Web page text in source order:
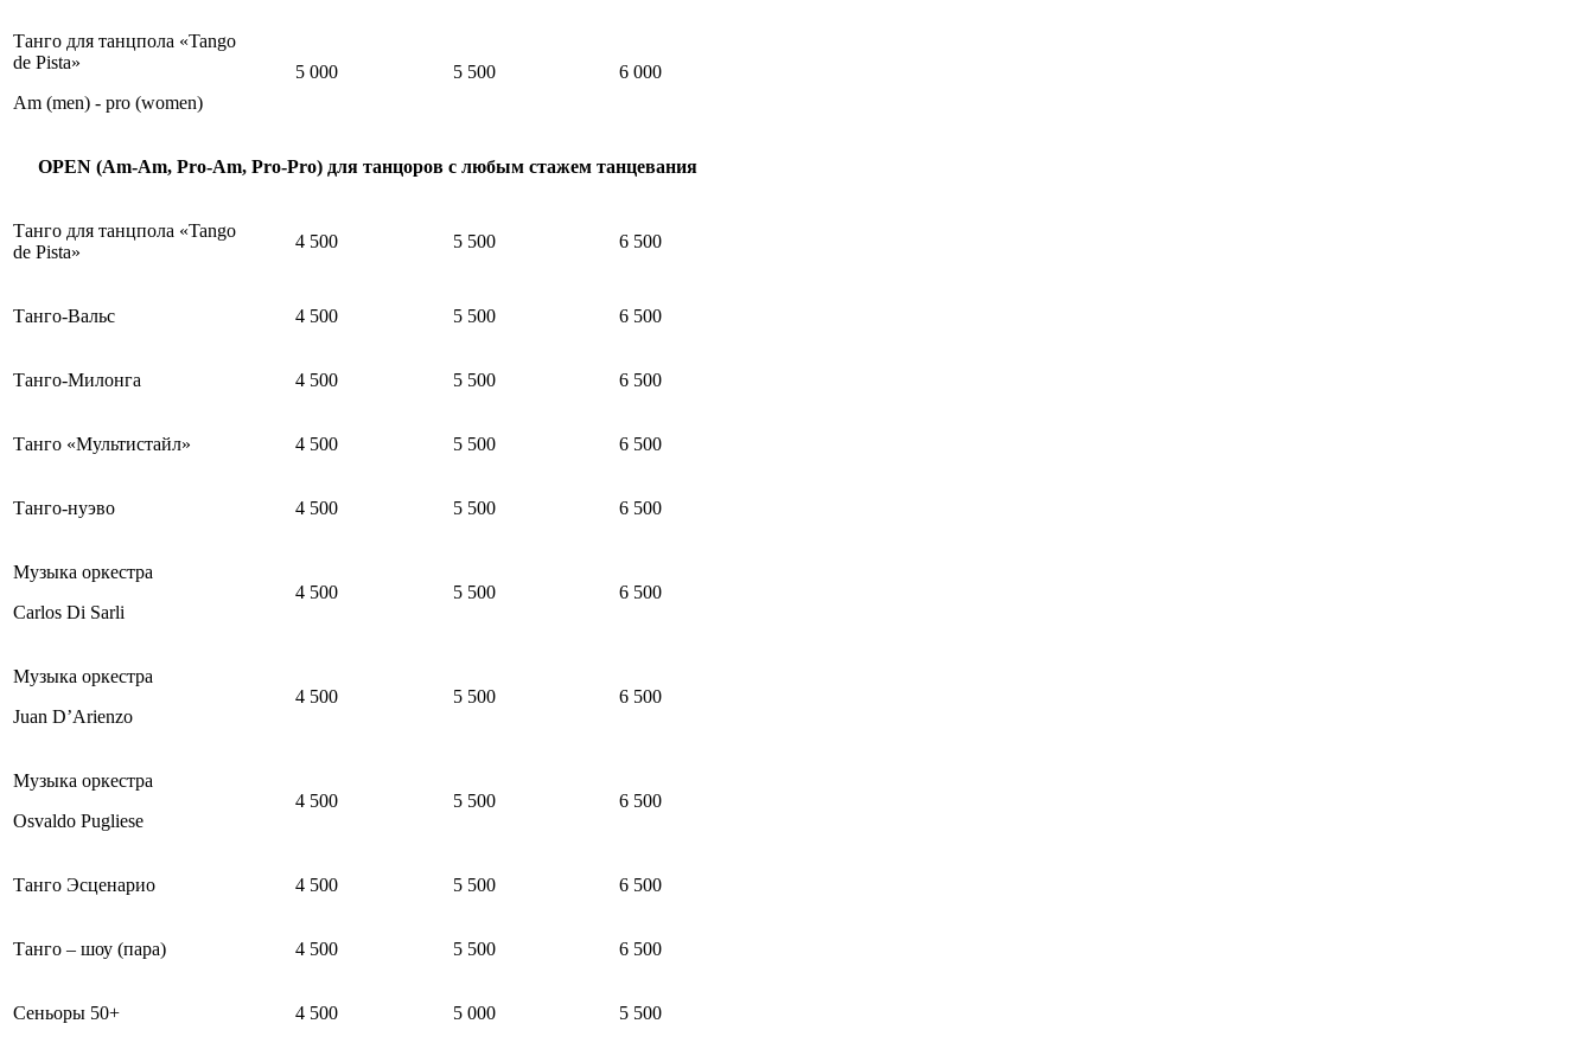
Танго для танцпола «Tango
de Pista»
Am (men) - pro (women)
5000 5 500 6 000
OPEN (Am-Am, Pro-Am, Pro-Pro) для танцоров с любым стажем танцевания
Танго для танцпола «Tango
de Pista»
4 500 5 500 6 500
Танго-Вальс 4 500 5 500 6 500
Танго-Милонга 4 500 5 500 6 500
Танго «Мультистайл» 4 500 5 500 6 500
Танго-нуэво 4 500 5 500 6 500
Музыка оркестра
Carlos Di Sarli
4 500 5 500 6 500
Музыка оркестра
Juan D’Arienzo
4 500 5 500 6 500
Музыка оркестра
Osvaldo Pugliese
4 500 5 500 6 500
Танго Эсценарио 4 500 5 500 6 500
Танго – шоу (пара) 4 500 5 500 6 500
Сеньоры 50+ 4 500 5 000 5 500